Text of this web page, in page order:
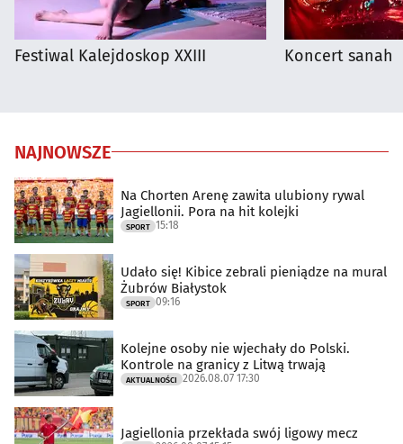
Festiwal Kalejdoskop XXIII Koncert sanah
NAJNOWSZE
Na Chorten Arenę zawita ulubiony rywal
Jagiellonii. Pora na hit kolejki
SPORT 15:18
Udało się! Kibice zebrali pieniądze na mural
Żubrów Białystok
SPORT 09:16
Kolejne osoby nie wjechały do Polski.
Kontrole na granicy z Litwą trwają
AKTUALNOŚCI 2026.08.07 17:30
Jagiellonia przekłada swój ligowy mecz